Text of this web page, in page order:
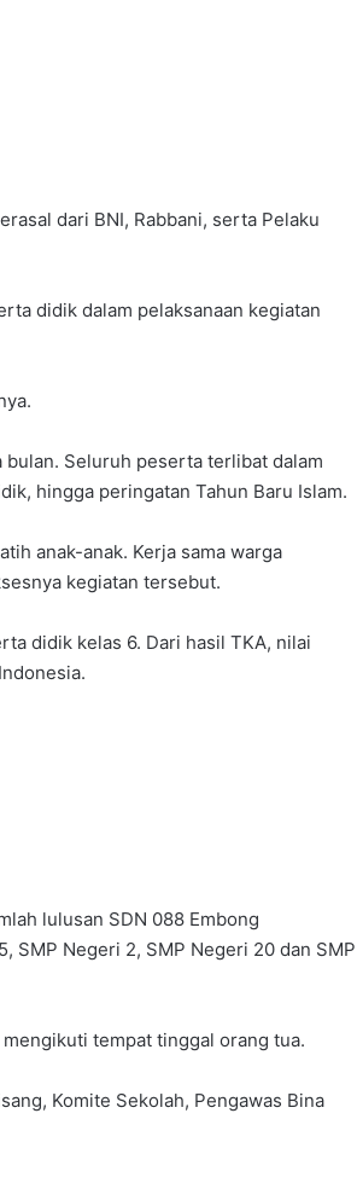
dari BNI, Rabbani, serta Pelaku
didik dalam pelaksanaan kegiatan
Seluruh peserta terlibat dalam
hingga peringatan Tahun Baru Islam.
anak-anak. Kerja sama warga
kegiatan tersebut.
didik kelas 6. Dari hasil TKA, nilai
lulusan SDN 088 Embong
SMP Negeri 2, SMP Negeri 20 dan SMP
tempat tinggal orang tua.
Komite Sekolah, Pengawas Bina